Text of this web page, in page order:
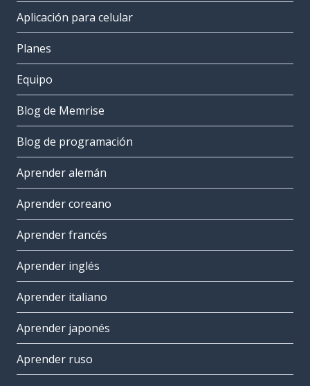
Aplicación para celular
Planes
Equipo
Blog de Memrise
Blog de programación
Aprender alemán
Aprender coreano
Aprender francés
Aprender inglés
Aprender italiano
Aprender japonés
Aprender ruso